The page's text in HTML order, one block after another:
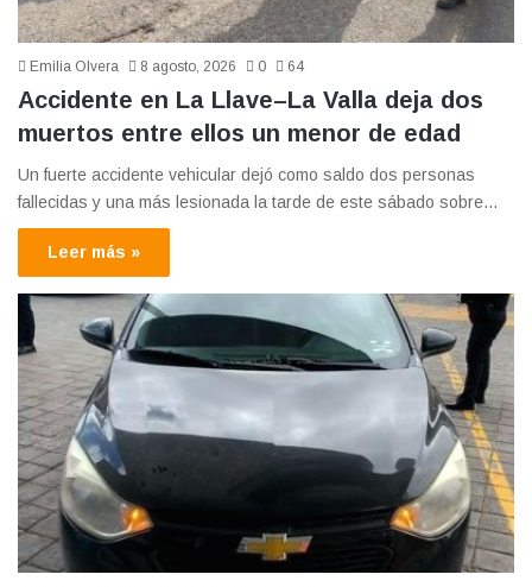
Emilia Olvera 8 agosto, 2026 0 64
Accidente en La Llave–La Valla deja dos
muertos entre ellos un menor de edad
Un fuerte accidente vehicular dejó como saldo dos personas
fallecidas y una más lesionada la tarde de este sábado sobre…
Leer más »